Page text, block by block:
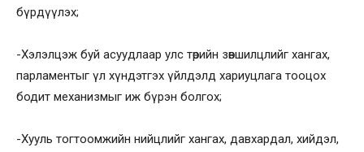
бүрдүүлэх;
-Хэлэлцэж буй асуудлаар улс төрийн зөвшилцлийг хангах,
парламентыг үл хүндэтгэх үйлдэлд хариуцлага тооцох
бодит механизмыг иж бүрэн болгох;
-Хууль тогтоомжийн нийцлийг хангах, давхардал, хийдэл,